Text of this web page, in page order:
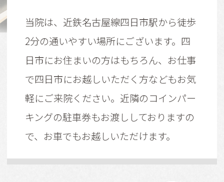
当院は、近鉄名古屋線四日市駅から徒歩
2分の通いやすい場所にございます。四
日市にお住まいの方はもちろん、お仕事
で四日市にお越しいただく方などもお気
軽にご来院ください。近隣のコインパー
キングの駐車券もお渡ししておりますの
で、お車でもお越しいただけます。